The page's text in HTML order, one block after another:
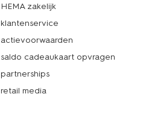
HEMA zakelijk
klantenservice
actievoorwaarden
saldo cadeaukaart opvragen
partnerships
retail media